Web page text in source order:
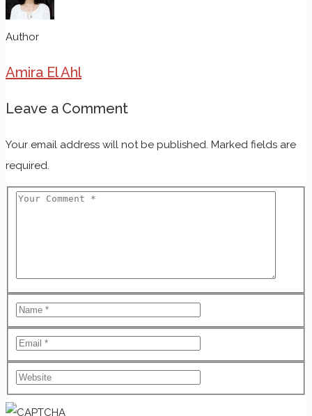
Author
Amira El Ahl
Leave a Comment
Your email address will not be published. Marked fields are
required.